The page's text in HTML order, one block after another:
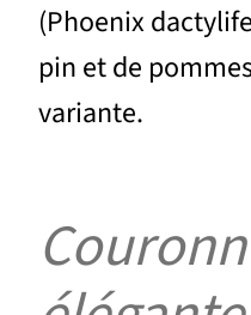
(Phoenix
pin et de
variante.